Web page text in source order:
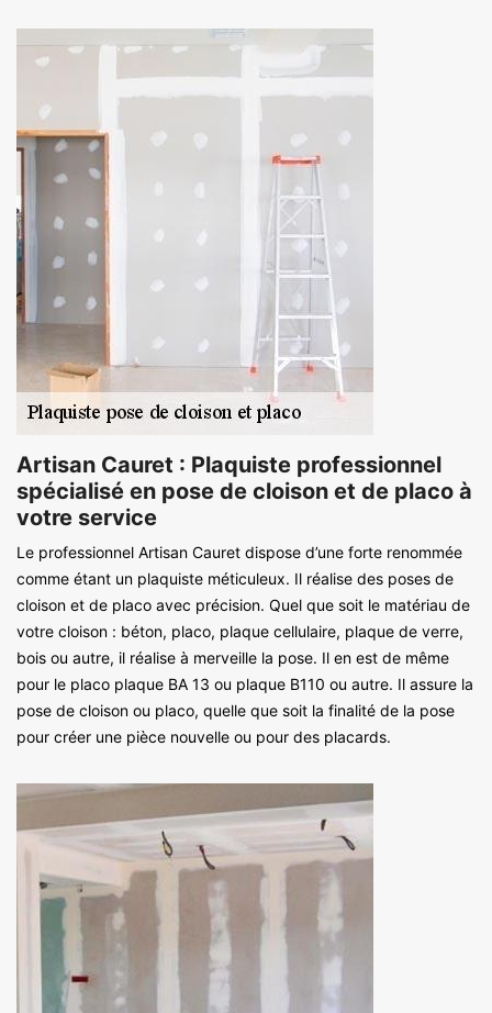
Artisan Cauret : Plaquiste professionnel
spécialisé en pose de cloison et de placo à
votre service
Le professionnel Artisan Cauret dispose d’une forte renommée
comme étant un plaquiste méticuleux. Il réalise des poses de
cloison et de placo avec précision. Quel que soit le matériau de
votre cloison : béton, placo, plaque cellulaire, plaque de verre,
bois ou autre, il réalise à merveille la pose. Il en est de même
pour le placo plaque BA 13 ou plaque B110 ou autre. Il assure la
pose de cloison ou placo, quelle que soit la finalité de la pose
pour créer une pièce nouvelle ou pour des placards.